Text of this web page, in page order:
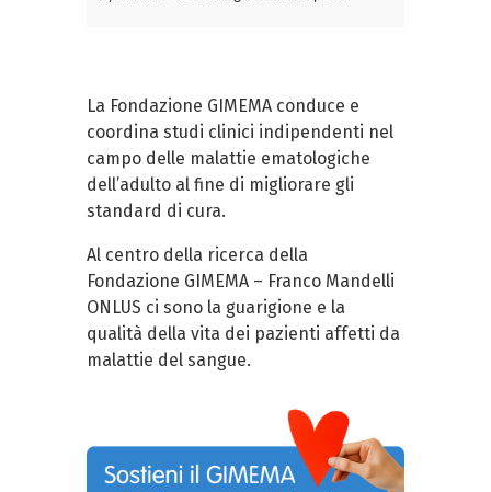
La Fondazione GIMEMA conduce e
coordina studi clinici indipendenti nel
campo delle malattie ematologiche
dell’adulto al fine di migliorare gli
standard di cura.
Al centro della ricerca della
Fondazione GIMEMA – Franco Mandelli
ONLUS ci sono la guarigione e la
qualità della vita dei pazienti affetti da
malattie del sangue.